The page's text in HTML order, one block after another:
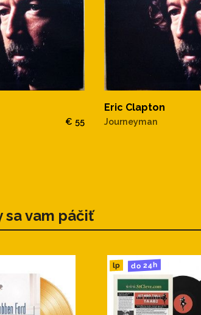
Bad Boy
Got My Mojo Working
€ 55
Eric Clapton
Journeyman
sa vam páčiť
lp do 24h